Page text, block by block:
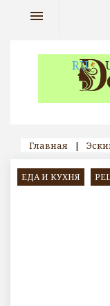
RU
menu
Главная |
ЕДА И КУХНЯ